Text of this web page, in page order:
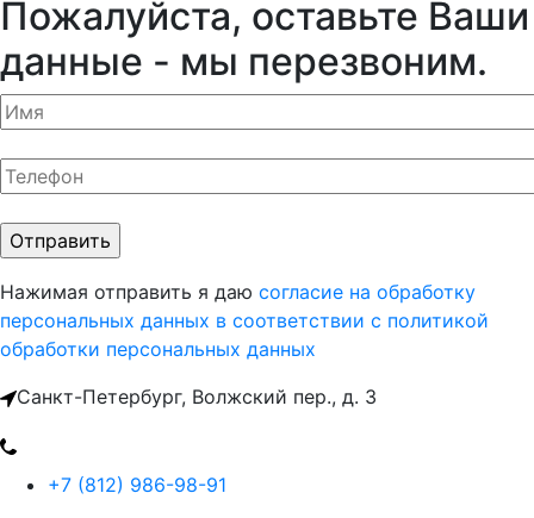
Пожалуйста, оставьте Ваши
данные - мы перезвоним.
Нажимая отправить я даю согласие на обработку
персональных данных в соответствии с политикой
обработки персональных данных
Санкт-Петербург, Волжский пер., д. 3
+7 (812) 986-98-91